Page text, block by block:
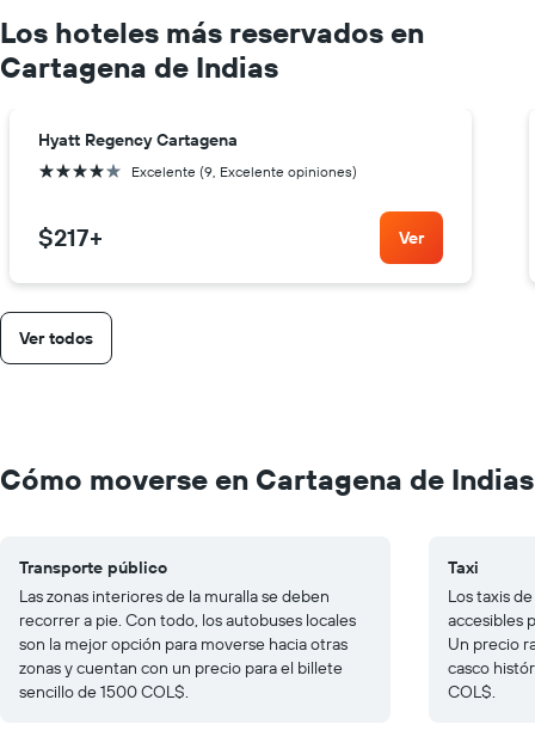
Los hoteles más reservados en
Cartagena de Indias
Hyatt Regency Cartagena
4 estrellas Excelente (9, Excelente opiniones)
$217+ Ver
Ver todos
Cómo moverse en Cartagena de Indias
Transporte público
Las zonas interiores de la muralla se deben
recorrer a pie. Con todo, los autobuses locales
son la mejor opción para moverse hacia otras
zonas y cuentan con un precio para el billete
sencillo de 1500 COL$.
Taxi
Los taxis
accesibles
Un precio
casco
COL$.